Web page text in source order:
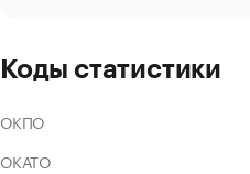
Коды статистики
ОКПО
ОКАТО